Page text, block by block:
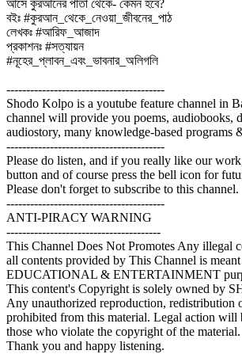
আসে কুরআনের পাতা থেকে- কেমন হবে?
বইঃ #কুরআন_থেকে_নেওয়া_জীবনের_পাঠ
লেখকঃ #আরিফ_আজাদ
প্রকাশনঃ #সত্যায়ন
#নূহের_প্লাবন_এবং_ভাবনার_অলিগলি
----------------------------------------
Shodo Kolpo is a youtube feature channel in
channel will provide you poems, audiobooks,
audiostory, many knowledge-based programs
----------------------------------------
Please do listen, and if you really like our
button and of course press the bell icon for
Please don't forget to subscribe to this channel.
----------------------------------------
ANTI-PIRACY WARNING
---------------------------------------
This Channel Does Not Promotes Any illegal
all contents provided by This Channel is
EDUCATIONAL & ENTERTAINMENT
This content's Copyright is solely owned by
Any unauthorized reproduction, redistribution
prohibited from this material. Legal action will
those who violate the copyright of the material.
Thank you and happy listening.